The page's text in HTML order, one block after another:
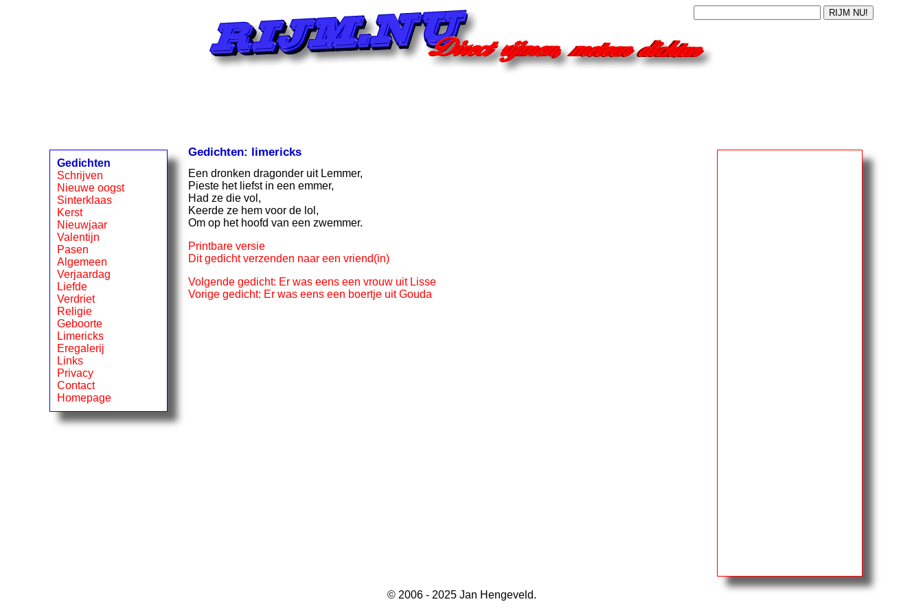
Gedichten
Schrijven
Nieuwe oogst
Sinterklaas
Kerst
Nieuwjaar
Valentijn
Pasen
Algemeen
Verjaardag
Liefde
Verdriet
Religie
Geboorte
Limericks
Eregalerij
Links
Privacy
Contact
Homepage
Gedichten: limericks
Een dronken dragonder uit Lemmer,
Pieste het liefst in een emmer,
Had ze die vol,
Keerde ze hem voor de lol,
Om op het hoofd van een zwemmer.
Printbare versie
Dit gedicht verzenden naar een vriend(in)
Volgende gedicht: Er was eens een vrouw uit Lisse
Vorige gedicht: Er was eens een boertje uit Gouda
© 2006 - 2025 Jan Hengeveld.